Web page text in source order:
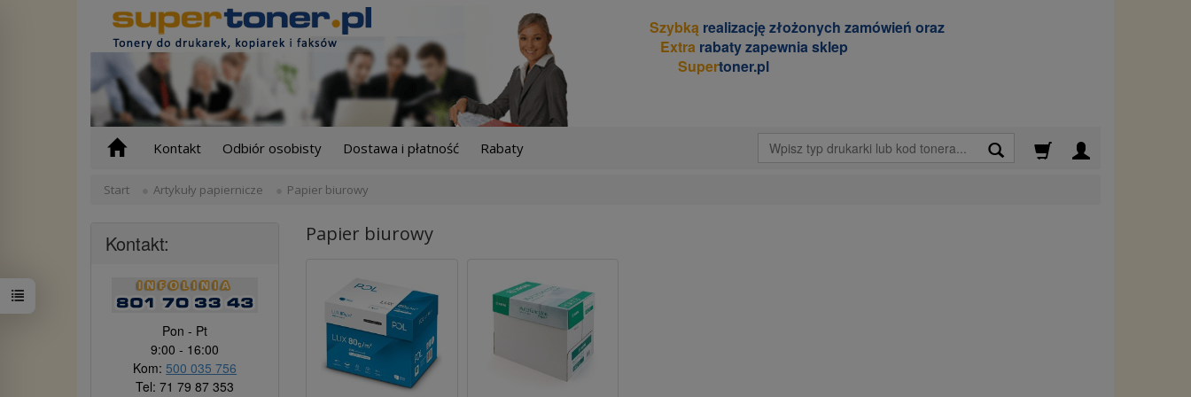
Szybką realizację złożonych zamówień oraz
Extra rabaty zapewnia sklep
Supertoner.pl
Wyszukaj
Kontakt Odbiór osobisty Dostawa i płatność Rabaty
Start Artykuły papiernicze Papier biurowy
Papier biurowy
Kontakt:
Pon - Pt
9:00 - 16:00
Kom:500 035 756
Tel: 71 79 87 353